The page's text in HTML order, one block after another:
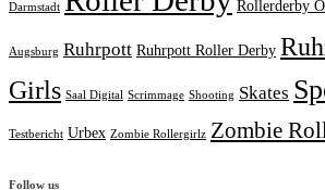
Darmstadt Rollerderby
Augsburg Ruhrpott Ruhrpott Roller Derby
Girls Saal Digital Scrimmage Shooting Skates
Testbericht Urbex Zombie Rollergirlz Zombie
Follow us